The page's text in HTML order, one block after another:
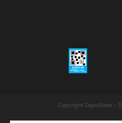
Copyright DiproStore -